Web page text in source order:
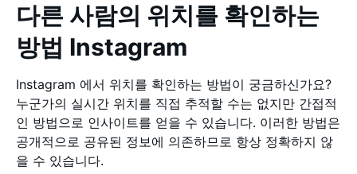
다른 사람의 위치를 확인하는
방법 Instagram
Instagram 에서 위치를 확인하는 방법이 궁금하신가요?
누군가의 실시간 위치를 직접 추적할 수는 없지만 간접적
인 방법으로 인사이트를 얻을 수 있습니다. 이러한 방법은
공개적으로 공유된 정보에 의존하므로 항상 정확하지 않
을 수 있습니다.